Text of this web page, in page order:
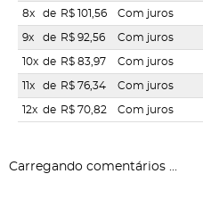
8x de R$ 101,56 Com juros
9x de R$ 92,56 Com juros
10x de R$ 83,97 Com juros
11x de R$ 76,34 Com juros
12x de R$ 70,82 Com juros
Carregando comentários ...